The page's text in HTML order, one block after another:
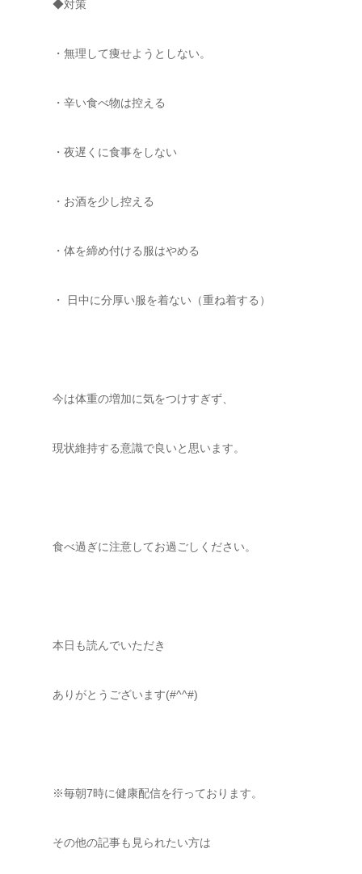
◆対策
・無理して痩せようとしない。
・辛い食べ物は控える
・夜遅くに食事をしない
・お酒を少し控える
・体を締め付ける服はやめる
・ 日中に分厚い服を着ない（重ね着する）
今は体重の増加に気をつけすぎず、
現状維持する意識で良いと思います。
食べ過ぎに注意してお過ごしください。
本日も読んでいただき
ありがとうございます(#^^#)
※毎朝7時に健康配信を行っております。
その他の記事も見られたい方は